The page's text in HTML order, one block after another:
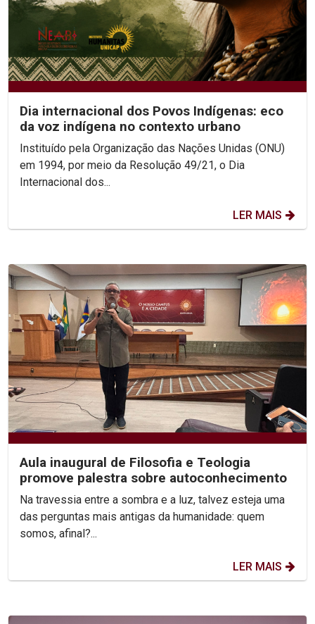
Dia internacional dos Povos Indígenas: eco
da voz indígena no contexto urbano
Instituído pela Organização das Nações Unidas (ONU)
em 1994, por meio da Resolução 49/21, o Dia
Internacional dos...
LER MAIS
Aula inaugural de Filosofia e Teologia
promove palestra sobre autoconhecimento
Na travessia entre a sombra e a luz, talvez esteja uma
das perguntas mais antigas da humanidade: quem
somos, afinal?...
LER MAIS